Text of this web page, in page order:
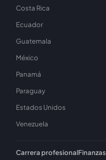
Costa Rica
Ecuador
Guatemala
México
Panamá
Paraguay
Estados Unidos
Venezuela
Carrera profesionalFinanzas